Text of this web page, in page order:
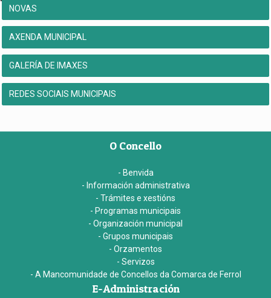
NOVAS
AXENDA MUNICIPAL
GALERÍA DE IMAXES
REDES SOCIAIS MUNICIPAIS
O Concello
- Benvida
- Información administrativa
- Trámites e xestións
- Programas municipais
- Organización municipal
- Grupos municipais
- Orzamentos
- Servizos
- A Mancomunidade de Concellos da Comarca de Ferrol
E-Administración